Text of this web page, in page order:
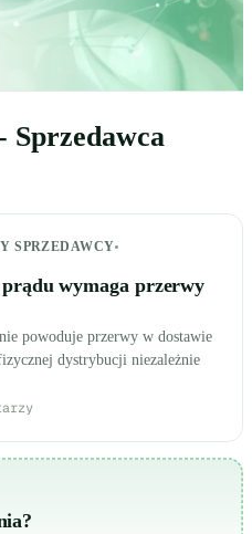
Sprzedawca
SPRZEDAWCY
wymaga przerwy
powoduje przerwy w dostawie
dystrybucji niezależnie